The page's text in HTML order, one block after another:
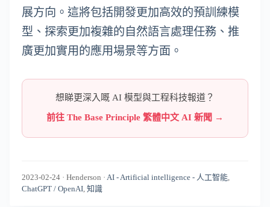
展方向。這將包括開發更加高效的預訓練模
型、探索更加複雜的自然語言處理任務、推
廣更加實用的應用場景等方面。
想睇更深入嘅 AI 模型與工程科技報道？
前往 The Base Principle 繁體中文 AI 新聞 →
2023-02-24 · Henderson · AI - Artificial intelligence - 人工智能
ChatGPT / OpenAI 知識